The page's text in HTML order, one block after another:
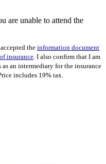
are unable to attend the
the information document
insurance. I also confirm that I am
an intermediary for the insurance
includes 19% tax.